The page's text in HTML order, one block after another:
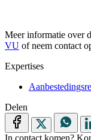
Meer informatie over
VU of neem contact
Expertises
Delen